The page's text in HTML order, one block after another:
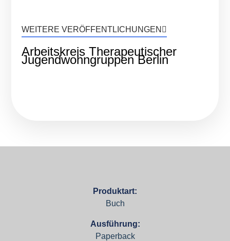
WEITERE VERÖFFENTLICHUNGEN
Arbeitskreis Therapeutischer
Jugendwohngruppen Berlin
Produktart:
Buch
Ausführung:
Paperback